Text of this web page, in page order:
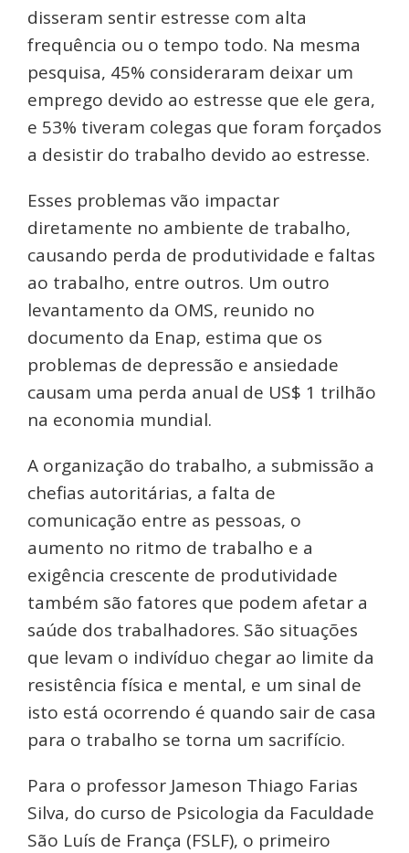
disseram sentir estresse com alta
frequência ou o tempo todo. Na mesma
pesquisa, 45% consideraram deixar um
emprego devido ao estresse que ele gera,
e 53% tiveram colegas que foram forçados
a desistir do trabalho devido ao estresse.
Esses problemas vão impactar
diretamente no ambiente de trabalho,
causando perda de produtividade e faltas
ao trabalho, entre outros. Um outro
levantamento da OMS, reunido no
documento da Enap, estima que os
problemas de depressão e ansiedade
causam uma perda anual de US$ 1 trilhão
na economia mundial.
A organização do trabalho, a submissão a
chefias autoritárias, a falta de
comunicação entre as pessoas, o
aumento no ritmo de trabalho e a
exigência crescente de produtividade
também são fatores que podem afetar a
saúde dos trabalhadores. São situações
que levam o indivíduo chegar ao limite da
resistência física e mental, e um sinal de
isto está ocorrendo é quando sair de casa
para o trabalho se torna um sacrifício.
Para o professor Jameson Thiago Farias
Silva, do curso de Psicologia da Faculdade
São Luís de França (FSLF), o primeiro